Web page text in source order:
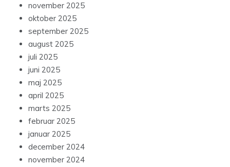
november 2025
oktober 2025
september 2025
august 2025
juli 2025
juni 2025
maj 2025
april 2025
marts 2025
februar 2025
januar 2025
december 2024
november 2024